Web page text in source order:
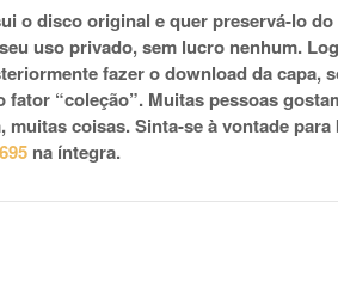
o disco original e quer preservá-lo
uso privado, sem lucro nenhum.
fazer o download da capa,
fator “coleção”. Muitas pessoas
coisas. Sinta-se à vontade
na íntegra.